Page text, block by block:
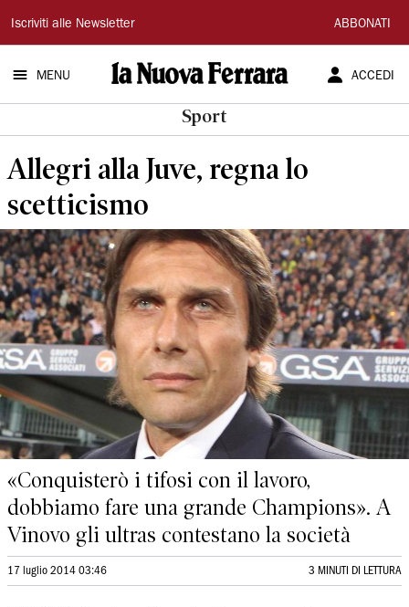
La
Nuova
Ferrara
Iscriviti alle Newsletter ABBONATI
MENU ACCEDI
Sport
Allegri alla Juve, regna lo
scetticismo
«Conquisterò i tifosi con il lavoro,
dobbiamo fare una grande Champions». A
Vinovo gli ultras contestano la società
17 luglio 2014 03:46 3 MINUTI DI LETTURA